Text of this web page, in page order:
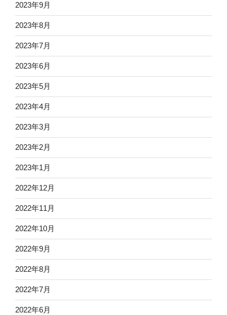
2023年9月
2023年8月
2023年7月
2023年6月
2023年5月
2023年4月
2023年3月
2023年2月
2023年1月
2022年12月
2022年11月
2022年10月
2022年9月
2022年8月
2022年7月
2022年6月